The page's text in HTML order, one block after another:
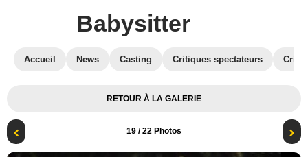
Babysitter
Accueil News Casting Critiques spectateurs
RETOUR À LA GALERIE
19 / 22 Photos